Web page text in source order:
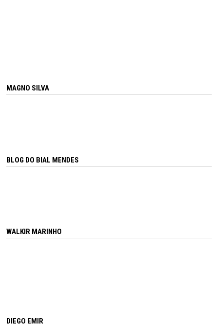
MAGNO SILVA
BLOG DO BIAL MENDES
WALKIR MARINHO
DIEGO EMIR